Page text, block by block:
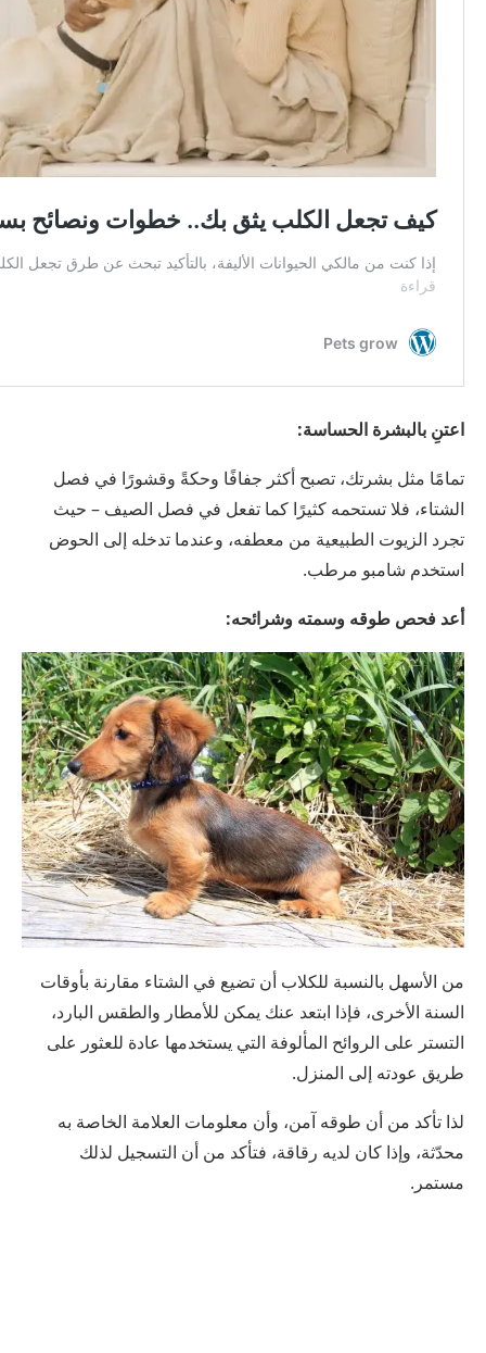
اعتنِ بالبشرة الحساسة:
تمامًا مثل بشرتك، تصبح أكثر جفافًا وحكةً وقشورًا في فصل
الشتاء، فلا تستحمه كثيرًا كما تفعل في فصل الصيف – حيث
تجرد الزيوت الطبيعية من معطفه، وعندما تدخله إلى الحوض
استخدم شامبو مرطب.
أعد فحص طوقه وسمته وشرائحه:
من الأسهل بالنسبة للكلاب أن تضيع في الشتاء مقارنة بأوقات
السنة الأخرى، فإذا ابتعد عنك يمكن للأمطار والطقس البارد،
التستر على الروائح المألوفة التي يستخدمها عادة للعثور على
طريق عودته إلى المنزل.
لذا تأكد من أن طوقه آمن، وأن معلومات العلامة الخاصة به
محدّثة، وإذا كان لديه رقاقة، فتأكد من أن التسجيل لذلك
مستمر.